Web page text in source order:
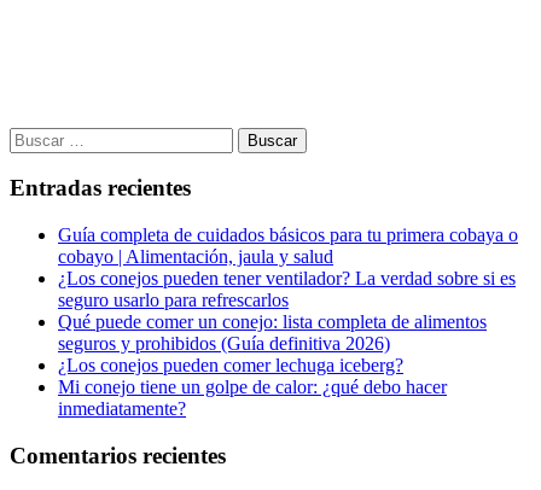
Buscar:
Entradas recientes
Guía completa de cuidados básicos para tu primera cobaya o
cobayo | Alimentación, jaula y salud
¿Los conejos pueden tener ventilador? La verdad sobre si es
seguro usarlo para refrescarlos
Qué puede comer un conejo: lista completa de alimentos
seguros y prohibidos (Guía definitiva 2026)
¿Los conejos pueden comer lechuga iceberg?
Mi conejo tiene un golpe de calor: ¿qué debo hacer
inmediatamente?
Comentarios recientes